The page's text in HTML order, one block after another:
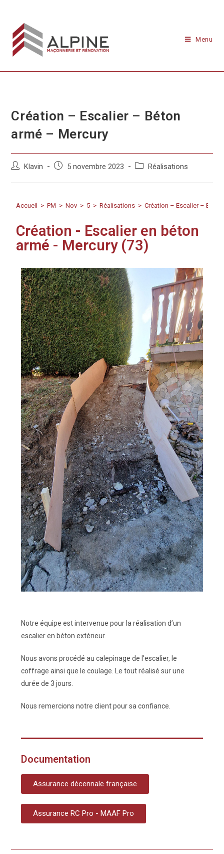
Menu
Création – Escalier – Béton
armé – Mercury
Klavin 5 novembre 2023 Réalisations
Accueil > PM > Nov > 5 > Réalisations > Création – Escalier –
Création - Escalier en béton
armé - Mercury (73)
Notre équipe est intervenue pour la réalisation d’un
escalier en béton extérieur.
Nous avons procédé au calepinage de l’escalier, le
coffrage ainsi que le coulage. Le tout réalisé sur une
durée de 3 jours.
Nous remercions notre client pour sa confiance.
Documentation
Assurance décennale française
Assurance RC Pro - MAAF Pro